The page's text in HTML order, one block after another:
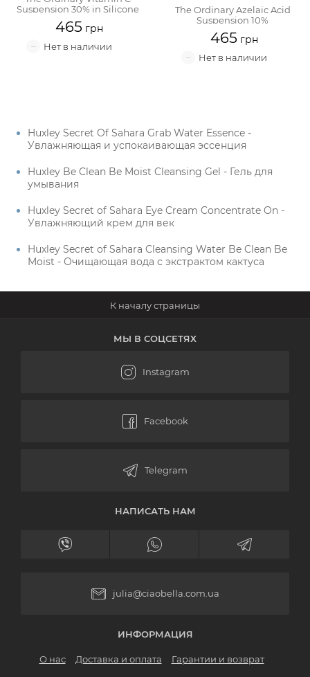
Suspension 30% in Silicone
465
The Ordinary Azelaic Acid
Suspension 10%
465
Huxley Secret Of Sahara Grab Water Essence -
Увлажняющая и успокаивающая эссенция
Huxley Be Clean Be Moist Cleansing Gel - Гель для
умывания
Huxley Secret of Sahara Eye Cream Concentrate On -
Увлажняющий крем для век
Huxley Secret of Sahara Cleansing Water Be Clean Be
Moist - Очищающая вода с экстрактом кактуса
МЫ В СОЦСЕТЯХ
НАПИСАТЬ НАМ
julia@ciaobella.com.ua
ИНФОРМАЦИЯ
О нас Доставка и оплата Гарантии и возврат